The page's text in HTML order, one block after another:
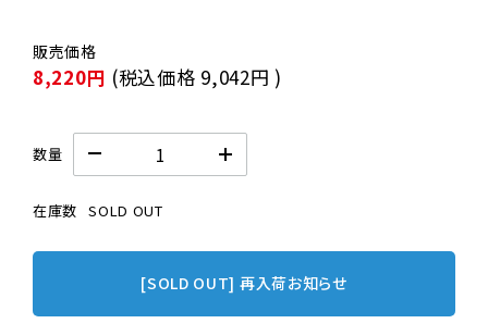
8,220円 (税込価格 9,042円 )
数量
在庫数 SOLD OUT
[SOLD OUT] 再入荷お知らせ